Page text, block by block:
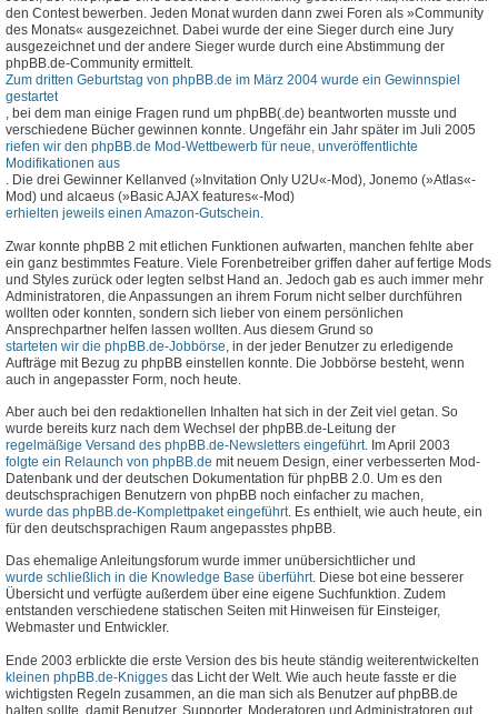
den Contest bewerben. Jeden Monat wurden dann zwei Foren als »Community
des Monats« ausgezeichnet. Dabei wurde der eine Sieger durch eine Jury
ausgezeichnet und der andere Sieger wurde durch eine Abstimmung der
phpBB.de-Community ermittelt.
Zum dritten Geburtstag von phpBB.de im März 2004 wurde ein Gewinnspiel
gestartet
, bei dem man einige Fragen rund um phpBB(.de) beantworten musste und
verschiedene Bücher gewinnen konnte. Ungefähr ein Jahr später im Juli 2005
riefen wir den phpBB.de Mod-Wettbewerb für neue, unveröffentlichte
Modifikationen aus
. Die drei Gewinner Kellanved (»Invitation Only U2U«-Mod), Jonemo (»Atlas«-
Mod) und alcaeus (»Basic AJAX features«-Mod)
erhielten jeweils einen Amazon-Gutschein.
Zwar konnte phpBB 2 mit etlichen Funktionen aufwarten, manchen fehlte aber
ein ganz bestimmtes Feature. Viele Forenbetreiber griffen daher auf fertige Mods
und Styles zurück oder legten selbst Hand an. Jedoch gab es auch immer mehr
Administratoren, die Anpassungen an ihrem Forum nicht selber durchführen
wollten oder konnten, sondern sich lieber von einem persönlichen
Ansprechpartner helfen lassen wollten. Aus diesem Grund so
starteten wir die phpBB.de-Jobbörse , in der jeder Benutzer zu erledigende
Aufträge mit Bezug zu phpBB einstellen konnte. Die Jobbörse besteht, wenn
auch in angepasster Form, noch heute.
Aber auch bei den redaktionellen Inhalten hat sich in der Zeit viel getan. So
wurde bereits kurz nach dem Wechsel der phpBB.de-Leitung der
regelmäßige Versand des phpBB.de-Newsletters eingeführt. Im April 2003
folgte ein Relaunch von phpBB.de mit neuem Design, einer verbesserten Mod-
Datenbank und der deutschen Dokumentation für phpBB 2.0. Um es den
deutschsprachigen Benutzern von phpBB noch einfacher zu machen,
wurde das phpBB.de-Komplettpaket eingeführt. Es enthielt, wie auch heute, ein
für den deutschsprachigen Raum angepasstes phpBB.
Das ehemalige Anleitungsforum wurde immer unübersichtlicher und
wurde schließlich in die Knowledge Base überführt. Diese bot eine besserer
Übersicht und verfügte außerdem über eine eigene Suchfunktion. Zudem
entstanden verschiedene statischen Seiten mit Hinweisen für Einsteiger,
Webmaster und Entwickler.
Ende 2003 erblickte die erste Version des bis heute ständig weiterentwickelten
kleinen phpBB.de-Knigges das Licht der Welt. Wie auch heute fasste er die
wichtigsten Regeln zusammen, an die man sich als Benutzer auf phpBB.de
halten sollte, damit Benutzer, Supporter, Moderatoren und Administratoren gut